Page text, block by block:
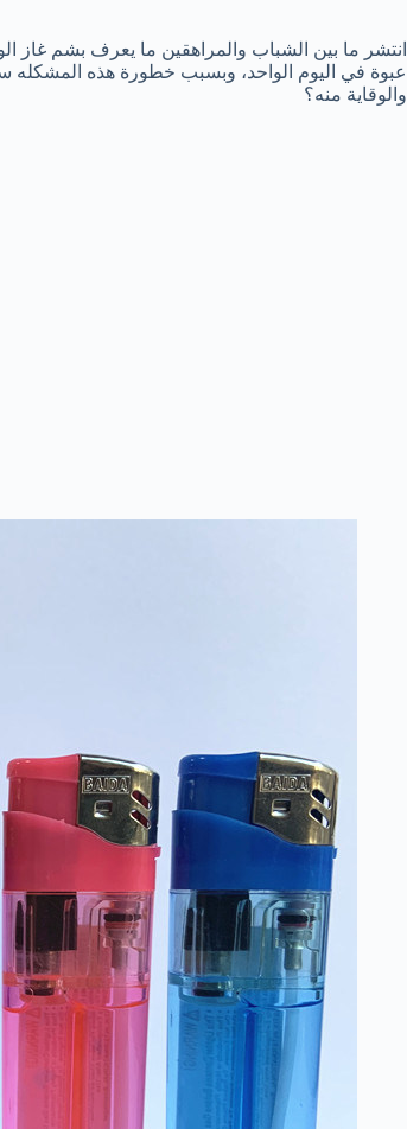
انتشر ما بين الشباب والمراهقين ما يعرف بشم غاز
عبوة في اليوم الواحد، وبسبب خطورة هذه
والوقاية منه؟